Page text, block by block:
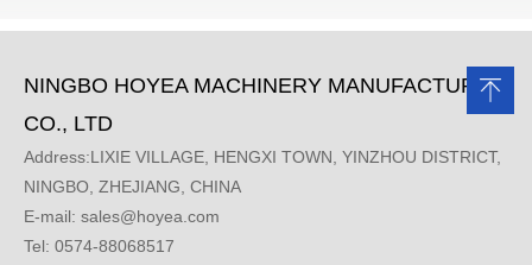
NINGBO HOYEA MACHINERY MANUFACTURE
CO., LTD
Address:LIXIE VILLAGE, HENGXI TOWN, YINZHOU DISTRICT,
NINGBO, ZHEJIANG, CHINA
E-mail: sales@hoyea.com
Tel: 0574-88068517